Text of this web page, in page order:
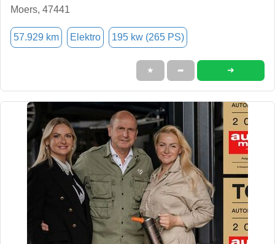
Moers, 47441
57.929 km Elektro 195 kw (265 PS)
★ ➦ ➜